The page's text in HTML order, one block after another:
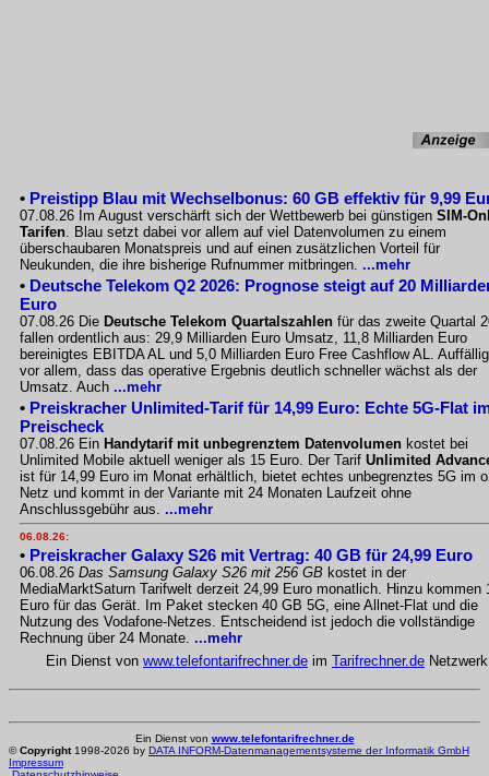
• Preistipp Blau mit Wechselbonus: 60 GB effektiv für 9,99
07.08.26 Im August verschärft sich der Wettbewerb bei günstigen SIM-
Tarifen. Blau setzt dabei vor allem auf viel Datenvolumen zu einem
überschaubaren Monatspreis und auf einen zusätzlichen Vorteil für
Neukunden, die ihre bisherige Rufnummer mitbringen. ...mehr
• Deutsche Telekom Q2 2026: Prognose steigt auf 20
Euro
07.08.26 Die Deutsche Telekom Quartalszahlen für das zweite Quartal
fallen ordentlich aus: 29,9 Milliarden Euro Umsatz, 11,8 Milliarden Euro
bereinigtes EBITDA AL und 5,0 Milliarden Euro Free Cashflow AL.
vor allem, dass das operative Ergebnis deutlich schneller wächst als der
Umsatz. Auch ...mehr
• Preiskracher Unlimited-Tarif für 14,99 Euro: Echte 5G-Flat
Preischeck
07.08.26 Ein Handytarif mit unbegrenztem Datenvolumen kostet bei
Unlimited Mobile aktuell weniger als 15 Euro. Der Tarif Unlimited
ist für 14,99 Euro im Monat erhältlich, bietet echtes unbegrenztes 5G im
Netz und kommt in der Variante mit 24 Monaten Laufzeit ohne
Anschlussgebühr aus. ...mehr
06.08.26:
• Preiskracher Galaxy S26 mit Vertrag: 40 GB für 24,99 Euro
06.08.26 Das Samsung Galaxy S26 mit 256 GB kostet in der
MediaMarktSaturn Tarifwelt derzeit 24,99 Euro monatlich. Hinzu kommen
Euro für das Gerät. Im Paket stecken 40 GB 5G, eine Allnet-Flat und die
Nutzung des Vodafone-Netzes. Entscheidend ist jedoch die vollständige
Rechnung über 24 Monate. ...mehr
Ein Dienst von www.telefontarifrechner.de im Tarifrechner.de Netzwerk
Ein Dienst von www.telefontarifrechner.de
©Copyright1998-2026 by DATA INFORM-Datenmanagementsysteme der Informatik GmbH
Impressum